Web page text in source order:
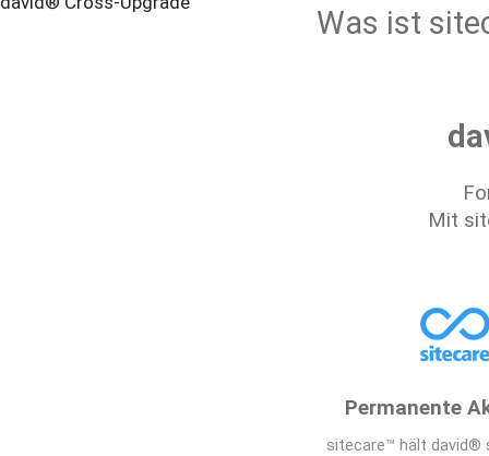
Was ist
Mit
Permanente
sitecare™ hält david®